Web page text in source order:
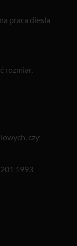
praca diesla
rozmiar,
czy
1993